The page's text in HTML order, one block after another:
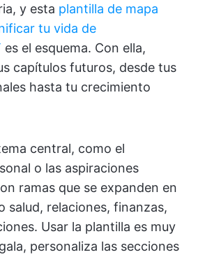
y esta plantilla de mapa
tu vida de
es el esquema. Con ella,
capítulos futuros, desde tus
hasta tu crecimiento
central, como el
o las aspiraciones
ramas que se expanden en
salud, relaciones, finanzas,
Usar la plantilla es muy
personaliza las secciones